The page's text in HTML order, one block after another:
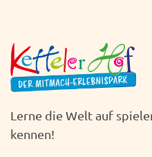
Lerne die Welt auf
kennen!